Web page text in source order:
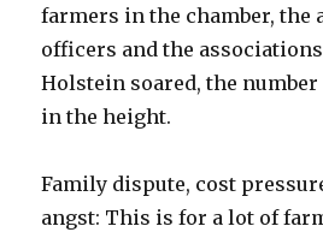
farmers in the chamber,
officers and the
Holstein soared, the
in the height.
Family dispute, cost
angst: This is for a lot of